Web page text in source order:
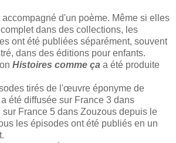
d'un poème. Même si elles
dans des collections, les
ont été publiées séparément, souvent
dans des éditions pour enfants.
Histoires comme ça a été produite
tirés de l'œuvre éponyme de
été diffusée sur France 3 dans
sur France 5 dans Zouzous depuis le
les épisodes ont été publiés en un